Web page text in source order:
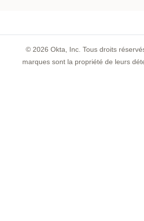
© 2026 Okta, Inc. Tous droits
marques sont la propriété de leurs